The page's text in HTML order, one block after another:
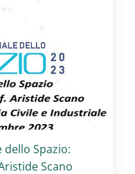
Spazio:
Scano